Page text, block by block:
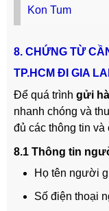
Kon Tum
8. CHỨNG TỪ
TP.HCM ĐI GIA LAI
Để quá trình gửi
nhanh chóng và
đủ các thông tin
8.1 Thông tin
Họ tên người
Số điện thoại